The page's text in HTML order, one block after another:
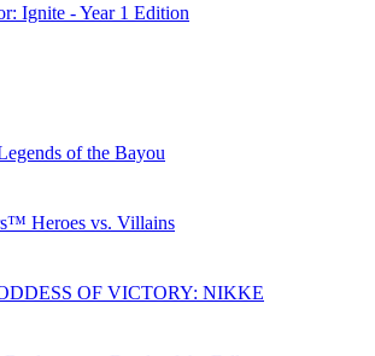
Ignite - Year 1 Edition
of the Bayou
Heroes vs. Villains
OF VICTORY: NIKKE